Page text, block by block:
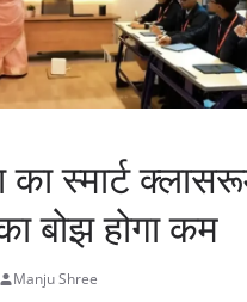
का स्मार्ट
बोझ होगा कम
Manju Shree